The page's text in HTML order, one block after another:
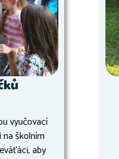
vyučovací
školním
aby